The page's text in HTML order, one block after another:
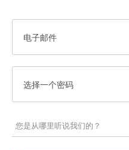
电子邮件
选择一个密码